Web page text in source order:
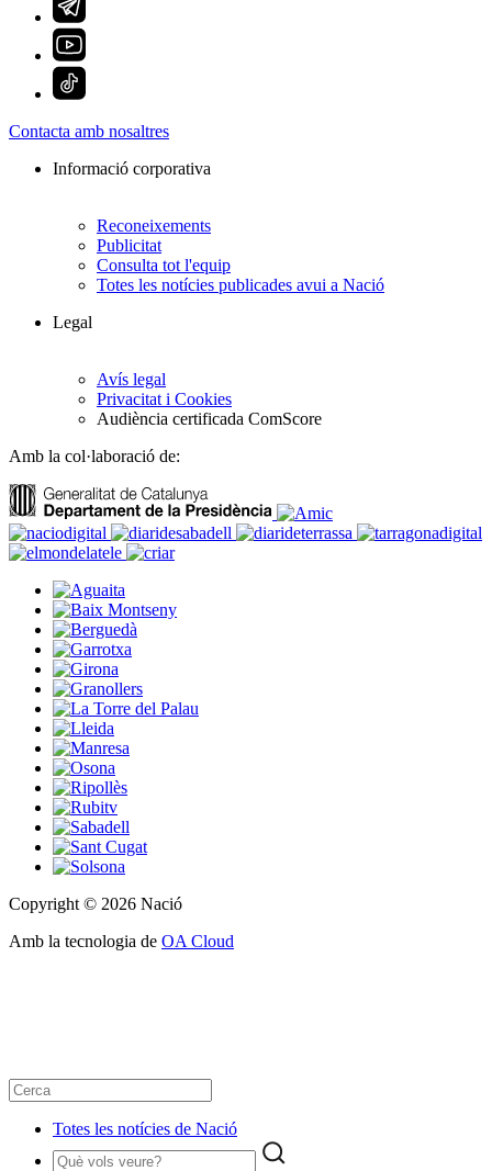
Contacta amb nosaltres
Informació corporativa
Reconeixements
Publicitat
Consulta tot l'equip
Totes les notícies publicades avui a Nació
Legal
Avís legal
Privacitat i Cookies
Audiència certificada ComScore
Amb la col·laboració de:
Copyright © 2026 Nació
Amb la tecnologia de OA Cloud
Totes les notícies de Nació